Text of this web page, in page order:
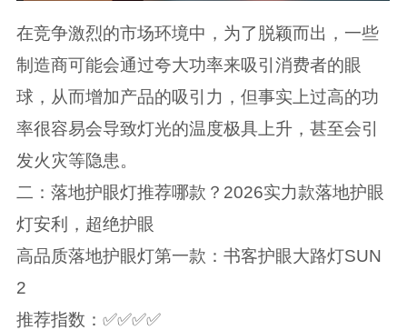
在竞争激烈的市场环境中，为了脱颖而出，一些
制造商可能会通过夸大功率来吸引消费者的眼
球，从而增加产品的吸引力，但事实上过高的功
率很容易会导致灯光的温度极具上升，甚至会引
发火灾等隐患。
二：落地护眼灯推荐哪款？2026实力款落地护眼
灯安利，超绝护眼
高品质落地护眼灯第一款：书客护眼大路灯SUN
2
推荐指数：✅✅✅✅